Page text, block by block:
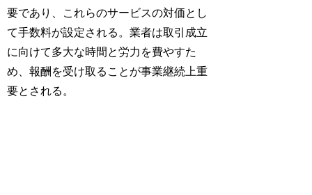
要であり、これらのサービスの対価とし
て手数料が設定される。業者は取引成立
に向けて多大な時間と労力を費やすた
め、報酬を受け取ることが事業継続上重
要とされる。